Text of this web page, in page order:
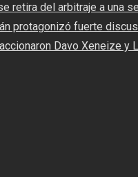
retira del arbitraje a una
protagonizó fuerte
Davo Xeneize y